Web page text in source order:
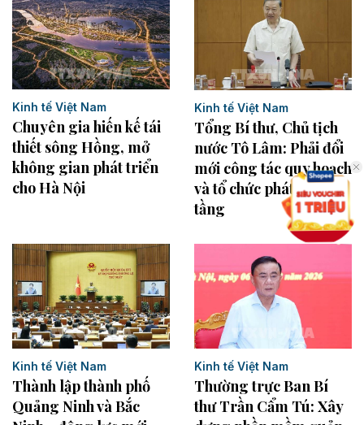
Kinh tế Việt Nam
Chuyên gia hiến kế tái
thiết sông Hồng, mở
không gian phát triển
cho Hà Nội
Kinh tế Việt Nam
Tổng Bí thư, Chủ tịch
nước Tô Lâm: Phải đổi
mới công tác quy hoạch
và tổ chức phát triển hạ
tầng
Kinh tế Việt Nam
Thành lập thành phố
Quảng Ninh và Bắc
Kinh tế Việt Nam
Thường trực Ban Bí
thư Trần Cẩm Tú: Xây